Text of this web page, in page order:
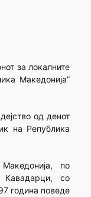
за локалните
Македонија”
од денот
на Република
по
со
година поведе